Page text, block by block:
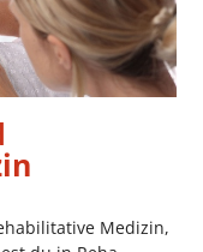
Medizin,